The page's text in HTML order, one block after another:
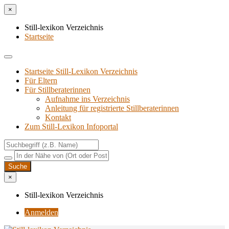
×
Still-lexikon Verzeichnis
Startseite
Startseite Still-Lexikon Verzeichnis
Für Eltern
Für Stillberaterinnen
Aufnahme ins Verzeichnis
Anlei­tung für regis­trier­te Stillberaterinnen
Kon­takt
Zum Still-Lexikon Infoportal
×
Still-lexikon Verzeichnis
Anmelden